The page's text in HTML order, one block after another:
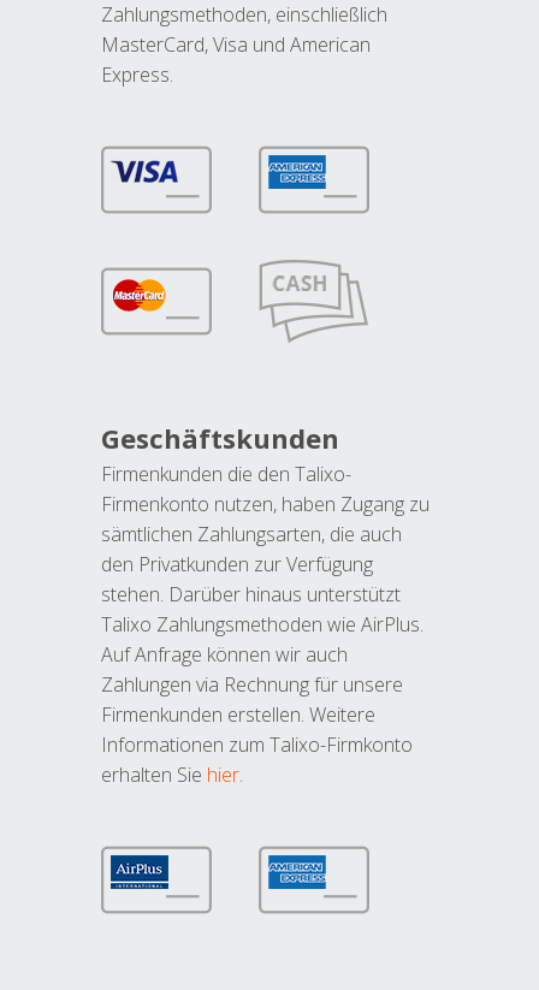
Zahlungsmethoden, einschließlich
MasterCard, Visa und American
Express.
Geschäftskunden
Firmenkunden die den Talixo-
Firmenkonto nutzen, haben Zugang zu
sämtlichen Zahlungsarten, die auch
den Privatkunden zur Verfügung
stehen. Darüber hinaus unterstützt
Talixo Zahlungsmethoden wie AirPlus.
Auf Anfrage können wir auch
Zahlungen via Rechnung für unsere
Firmenkunden erstellen. Weitere
Informationen zum Talixo-Firmkonto
erhalten Sie hier.